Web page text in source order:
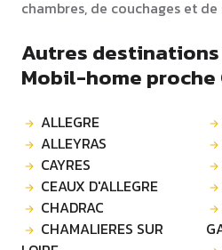
chambres, de couchages et de
Autres
Mobil-home proche
ALLEGRE
ALLEYRAS
CAYRES
CEAUX D'ALLEGRE
CHADRAC
CHAMALIERES SUR